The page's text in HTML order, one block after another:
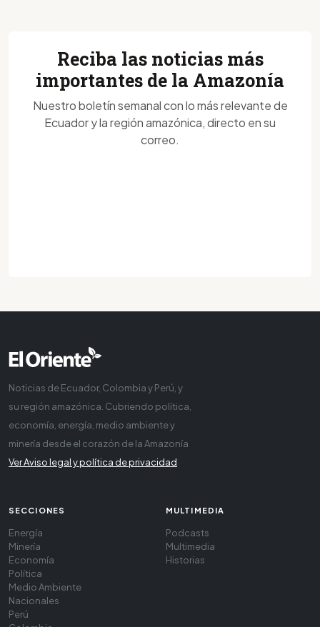
Reciba las noticias más
importantes de la Amazonía
Nuestro boletín semanal con lo más relevante de
Ecuador y la región amazónica, directo en su
correo.
Noticias de Ecuador, Colombia y Perú, y
su región amazónica. Cubriendo política,
economía, energía, medio ambiente y
minería desde el corazón de la Amazonía
Ver Aviso legal y política de privacidad
SECCIONES
Energía
Minería
Economía
Política
Medio Ambiente
Nacionales
Perú
MULTIMEDIA
Podcasts
Multimedia
Historias